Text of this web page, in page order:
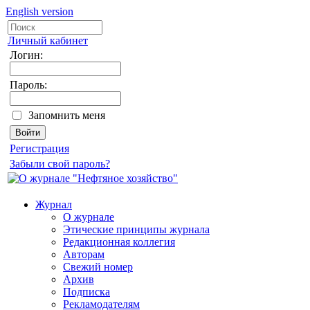
English version
Личный кабинет
Логин:
Пароль:
Запомнить меня
Регистрация
Забыли свой пароль?
Журнал
О журнале
Этические принципы журнала
Редакционная коллегия
Авторам
Свежий номер
Архив
Подписка
Рекламодателям